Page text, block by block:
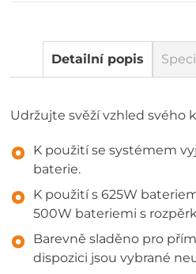
Detailní popis
Udržujte svěží vzhled svého
K použití se systémem
baterie.
K použití s 625W
500W bateriemi s
Barevně sladěno pro
dispozici jsou vybrané